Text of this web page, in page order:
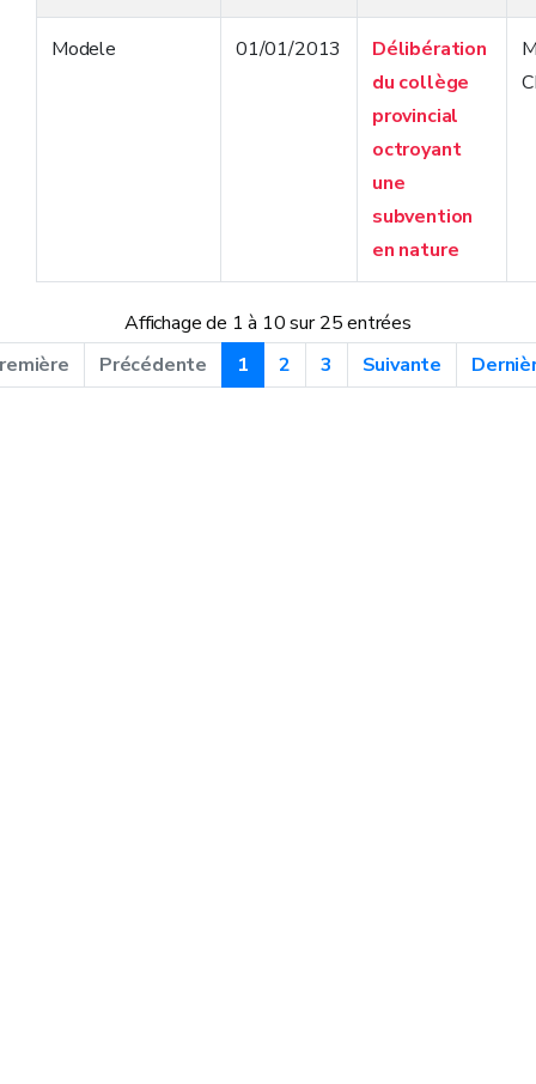
Modele 01/01/2013
Délibération
du collège
provincial
octroyant
une
subvention
en nature
Affichage de 1 à 10 sur 25 entrées
Précédente 1 2 3 Suivante